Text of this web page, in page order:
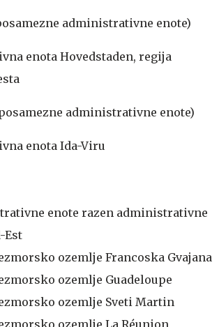
administrativne enote)
enota Hovedstaden, regija
administrativne enote)
enota Ida-Viru
enote razen administrativne
Est
ozemlje Francoska Gvajana
ozemlje Guadeloupe
ozemlje Sveti Martin
ozemlje La Réunion